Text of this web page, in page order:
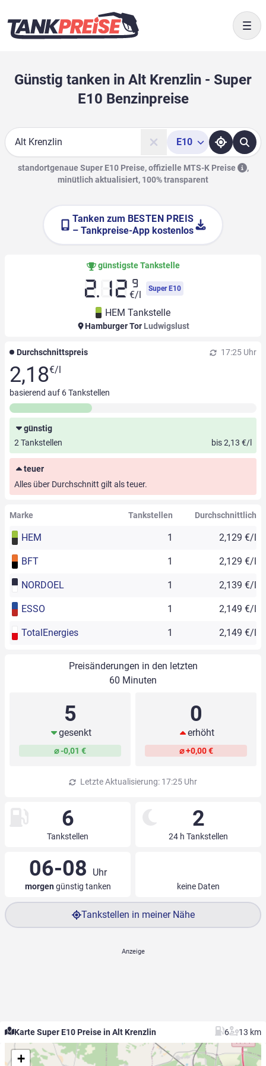
Günstig tanken in Alt Krenzlin - Super
E10 Benzinpreise
Suche
E10
standortgenaue Super E10 Preise, offizielle MTS-K Preise
,
minütlich aktualisiert, 100% transparent
Tanken zum BESTEN PREIS
– Tankpreise-App kostenlos
günstigste Tankstelle
2.12 9
€/l
Super E10
HEM Tankstelle
Hamburger Tor Ludwigslust
Durchschnittspreis 17:25 Uhr
2,18€/l
basierend auf 6Tankstellen
günstig
2 Tankstellen
bis 2,13 €/l
teuer
Alles über Durchschnitt gilt als teuer.
Marke Tankstellen Durchschnittlich
HEM 1 2,129 €/l
BFT 1 2,129 €/l
NORDOEL 1 2,139 €/l
ESSO 1 2,149 €/l
TotalEnergies 1 2,149 €/l
Preisänderungen in den letzten
60 Minuten
5
gesenkt
⌀ -0,01 €
0
erhöht
⌀ +0,00 €
Letzte Aktualisierung: 17:25 Uhr
6
Tankstellen
2
24 h Tankstellen
06-08 Uhr
morgengünstig tanken keine Daten
Tankstellen in meiner Nähe
Karte Super E10 Preise in Alt Krenzlin 6 13 km
+